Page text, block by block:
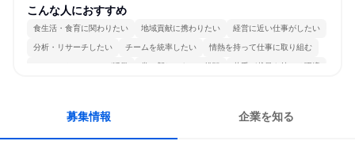
仕事体験）
こんな人におすすめ
食生活・食育に関わりたい 地域貢献に携わりたい 経営に近い仕事がしたい
分析・リサーチしたい チームを統率したい 情熱を持って仕事に取り組む
コミュニケーションが活発 常に新しいものに挑戦 若手が裁量を持てる環境
募集情報 企業を知る